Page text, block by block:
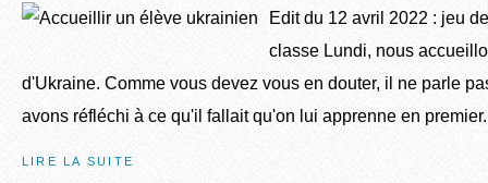
Edit du 12 avril 2022 : jeu
classe Lundi, nous
d'Ukraine. Comme vous devez vous en douter, il ne parle
avons réfléchi à ce qu'il fallait qu'on lui apprenne en
LIRE LA SUITE